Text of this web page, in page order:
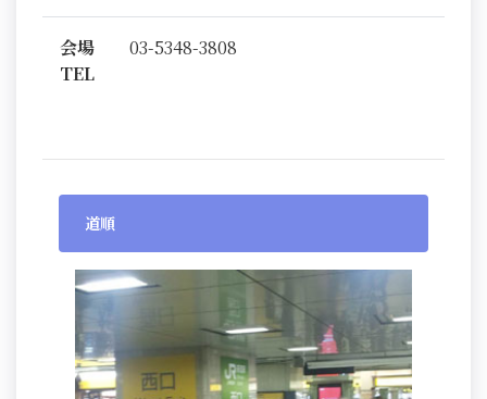
会場
TEL
03-5348-3808
道順